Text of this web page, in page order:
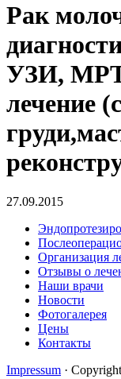
Рак
УЗИ,
лечение
27.09.2015
Организация
Отзывы о
Наши врачи
Новости
Фотогалерея
Цены
Контакты
Impressum ·